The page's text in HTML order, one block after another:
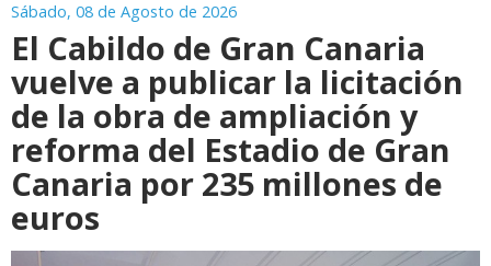
Sábado, 08 de Agosto de 2026
El Cabildo de Gran Canaria
vuelve a publicar la licitación
de la obra de ampliación y
reforma del Estadio de Gran
Canaria por 235 millones de
euros